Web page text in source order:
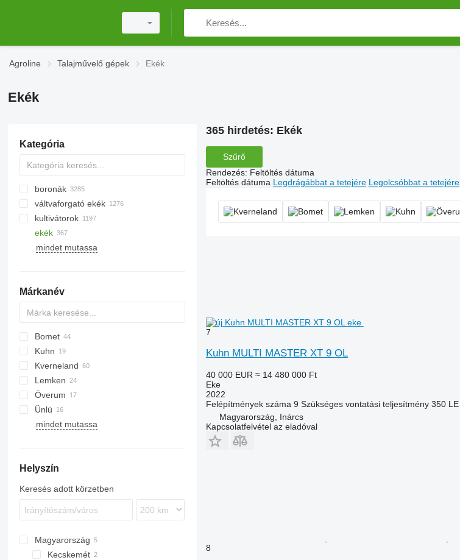
Agroline Talajművelő gépek Ekék
Ekék
Kategória
boronák
tárcsás boronák
fogóboronák
rugós szárú boronák
fogasboronák
egyéb boronák
váltvaforgató ekék
kultivátorok
mulcsozó traktorok
mulcsozó kotrógépek
egyéb mulcsozók
Cambridge hengerek
aprító hengerek
silóhengerek
ekék
mindet mutassa
Márkanév
PN
KM180
Cayron
Cayros
Teres
Tyrok
Bomet
U-series
Z-series
Kuhn
Challenger
Manager
Vari-Master
Kverneland
EG
PB
RS
Lemken
Diamant
EurOpal
Juwel
VariOpal
5-35
Servo
Albatros
Kormoran
Super-Albatros
Eurostar
IBIS
PNV
Överum
Ünlü
mindet mutassa
Helyszín
Keresés adott körzetben
Magyarország
Kecskemét
365 hirdetés: Ekék
Szűrő
Rendezés: Feltöltés dátuma
Feltöltés dátuma Legdrágábbat a tetejére Legolcsóbbat a tetejére
7
Kuhn MULTI MASTER XT 9 OL
40 000 EUR ≈ 14 480 000 Ft
Eke
2022
Felépítmények száma 9 Szükséges vontatási teljesítmény 350 LE
Magyarország, Inárcs
Kapcsolatfelvétel az eladóval
8